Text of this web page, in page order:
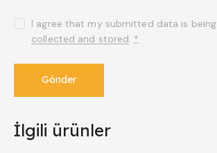
I agree that my submitted data is being
collected and stored *
İlgili ürünler